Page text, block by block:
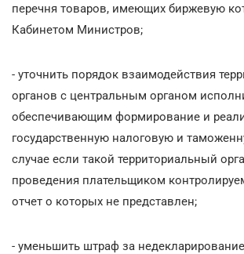
перечня товаров, имеющих биржевую
Кабинетом Министров;
- уточнить порядок взаимодействия
органов с центральным органом
обеспечивающим формирование и
государственную налоговую и
случае если такой территориальный
проведения плательщиком
отчет о которых не представлен;
- уменьшить штраф за недекларирование